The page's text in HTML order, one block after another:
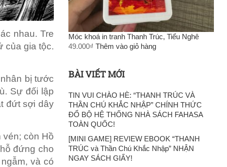
nhau. Tre
của gia tộc.
bị tước
Sự đối lập
đứt sợi dây
còn Hồ
đứng cho
và có
Móc khoá in tranh Thanh Trúc, Tiểu Nghê
49.000₫ Thêm vào giỏ hàng
BÀI VIẾT MỚI
TIN VUI CHÀO HÈ: “THANH TRÚC VÀ
THẦN CHÚ KHẮC NHẬP” CHÍNH THỨC
ĐỔ BỘ HỆ THỐNG NHÀ SÁCH FAHASA
TOÀN QUỐC!
[MINI GAME] REVIEW EBOOK “THANH
TRÚC và Thần Chú Khắc Nhập” NHẬN
NGAY SÁCH GIẤY!